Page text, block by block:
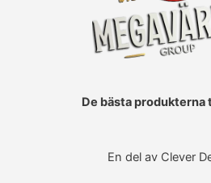
De bästa produkterna
En del av Clever